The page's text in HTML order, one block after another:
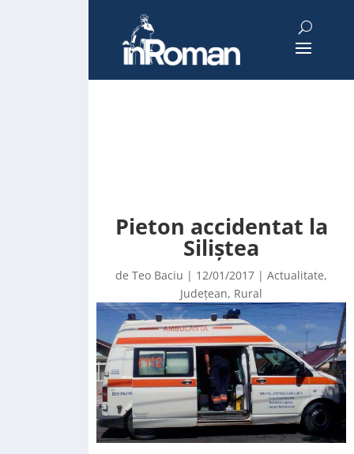
Pieton accidentat la
Siliștea
de Teo Baciu | 12/01/2017 | Actualitate,
Județean, Rural